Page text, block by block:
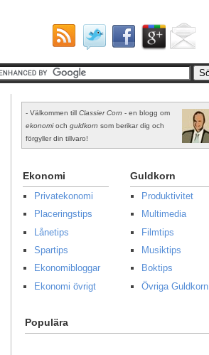
- Välkommen till Classier Corn - en blogg om
ekonomioch guldkorn som berikar dig och
förgyller din tillvaro!
Ekonomi
Privatekonomi
Placeringstips
Lånetips
Spartips
Ekonomibloggar
Ekonomi övrigt
Guldkorn
Produktivitet
Multimedia
Filmtips
Musiktips
Boktips
Övriga Guldkorn
Populära